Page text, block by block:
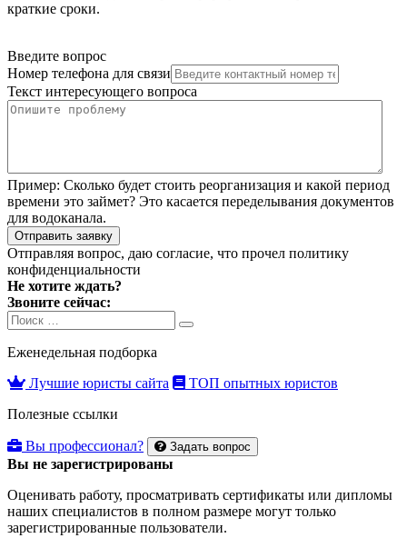
краткие сроки.
Введите вопрос
Номер телефона для связи
Текст интересующего вопроса
Пример: Сколько будет стоить реорганизация и какой период
времени это займет? Это касается переделывания документов
для водоканала.
Отправить заявку
Отправляя вопрос, даю согласие, что прочел политику
конфиденциальности
Не хотите ждать?
Звоните сейчас:
Search
for:
Search
Еженедельная подборка
Лучшие юристы сайта
ТОП опытных юристов
Полезные ссылки
Вы профессионал? Задать вопрос
Вы не зарегистрированы
Оценивать работу, просматривать сертификаты или дипломы
наших специалистов в полном размере могут только
зарегистрированные пользователи.